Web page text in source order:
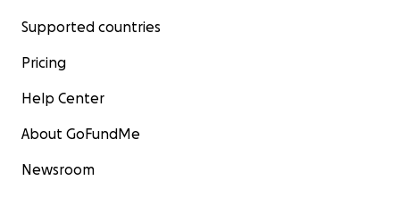
Supported countries
Pricing
Help Center
About GoFundMe
Newsroom